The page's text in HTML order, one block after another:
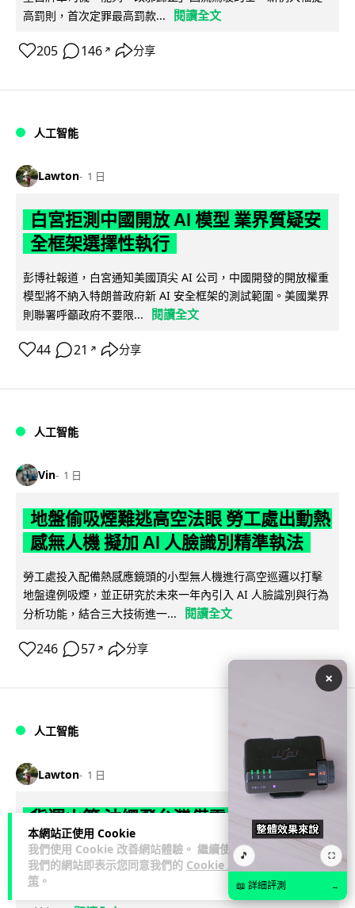
本網站正使用 Cookie
我們使用 Cookie 改善網站體驗。 繼續使用
我們的網站即表示您同意我們的 Cookie 政
策 。
高罰則，首次定罪最高罰款...
閱讀全文
205 146 ↗ 分享
人工智能
Lawton 1 日
白宮拒測中國開放 AI 模型 業界質疑安
全框架選擇性執行
彭博社報道，白宮通知美國頂尖 AI 公司，中國開發的開放權重
模型將不納入特朗普政府新 AI 安全框架的測試範圍。美國業界
則聯署呼籲政府不要限...
閱讀全文
44 21 ↗ 分享
人工智能
Vin 1 日
地盤偷吸煙難逃高空法眼 勞工處出動熱
感無人機 擬加 AI 人臉識別精準執法
勞工處投入配備熱感應鏡頭的小型無人機進行高空巡邏以打擊
地盤違例吸煙，並正研究於未來一年內引入 AI 人臉識別與行為
分析功能，結合三大技術進一...
閱讀全文
246 57 ↗ 分享
人工智能
Lawton 1 日
貨運火箭 沖繩飛台灣僅需 15 分鐘 Hop
Aero 將 550 磅貨物運送至 725 公里外
【真正用火箭送貨】美國初創 Hop Aero 公開自動駕駛貨運火
箭，聲稱可在 15 分鐘內將 250 公斤物資投送 750 公里外，並
×
🎵 ⛶
📖 詳細評測 →